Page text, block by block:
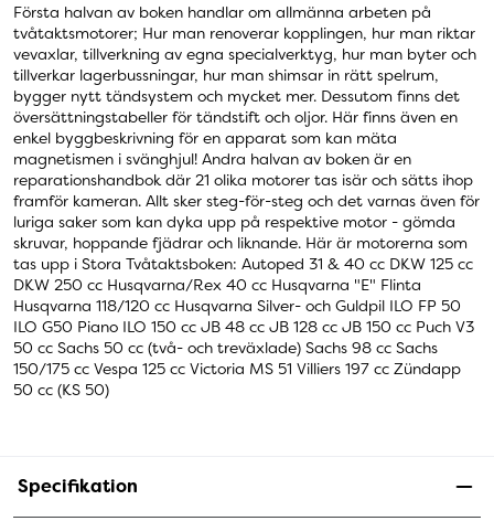
Första halvan av boken handlar om allmänna arbeten på
tvåtaktsmotorer; Hur man renoverar kopplingen, hur man riktar
vevaxlar, tillverkning av egna specialverktyg, hur man byter och
tillverkar lagerbussningar, hur man shimsar in rätt spelrum,
bygger nytt tändsystem och mycket mer. Dessutom finns det
översättningstabeller för tändstift och oljor. Här finns även en
enkel byggbeskrivning för en apparat som kan mäta
magnetismen i svänghjul! Andra halvan av boken är en
reparationshandbok där 21 olika motorer tas isär och sätts ihop
framför kameran. Allt sker steg-för-steg och det varnas även för
luriga saker som kan dyka upp på respektive motor - gömda
skruvar, hoppande fjädrar och liknande. Här är motorerna som
tas upp i Stora Tvåtaktsboken: Autoped 31 & 40 cc DKW 125 cc
DKW 250 cc Husqvarna/Rex 40 cc Husqvarna "E" Flinta
Husqvarna 118/120 cc Husqvarna Silver- och Guldpil ILO FP 50
ILO G50 Piano ILO 150 cc JB 48 cc JB 128 cc JB 150 cc Puch V3
50 cc Sachs 50 cc (två- och treväxlade) Sachs 98 cc Sachs
150/175 cc Vespa 125 cc Victoria MS 51 Villiers 197 cc Zündapp
50 cc (KS 50)
Specifikation